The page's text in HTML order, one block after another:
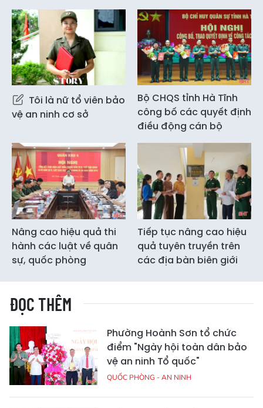
Tôi là nữ tổ viên bảo
vệ an ninh cơ sở
Bộ CHQS tỉnh Hà Tĩnh
công bố các quyết định
điều động cán bộ
Nâng cao hiệu quả thi
hành các luật về quân
sự, quốc phòng
Tiếp tục nâng cao hiệu
quả tuyên truyền trên
các địa bàn biên giới
ĐỌC THÊM
Phường Hoành Sơn tổ chức
điểm "Ngày hội toàn dân bảo
vệ an ninh Tổ quốc"
QUỐC PHÒNG - AN NINH